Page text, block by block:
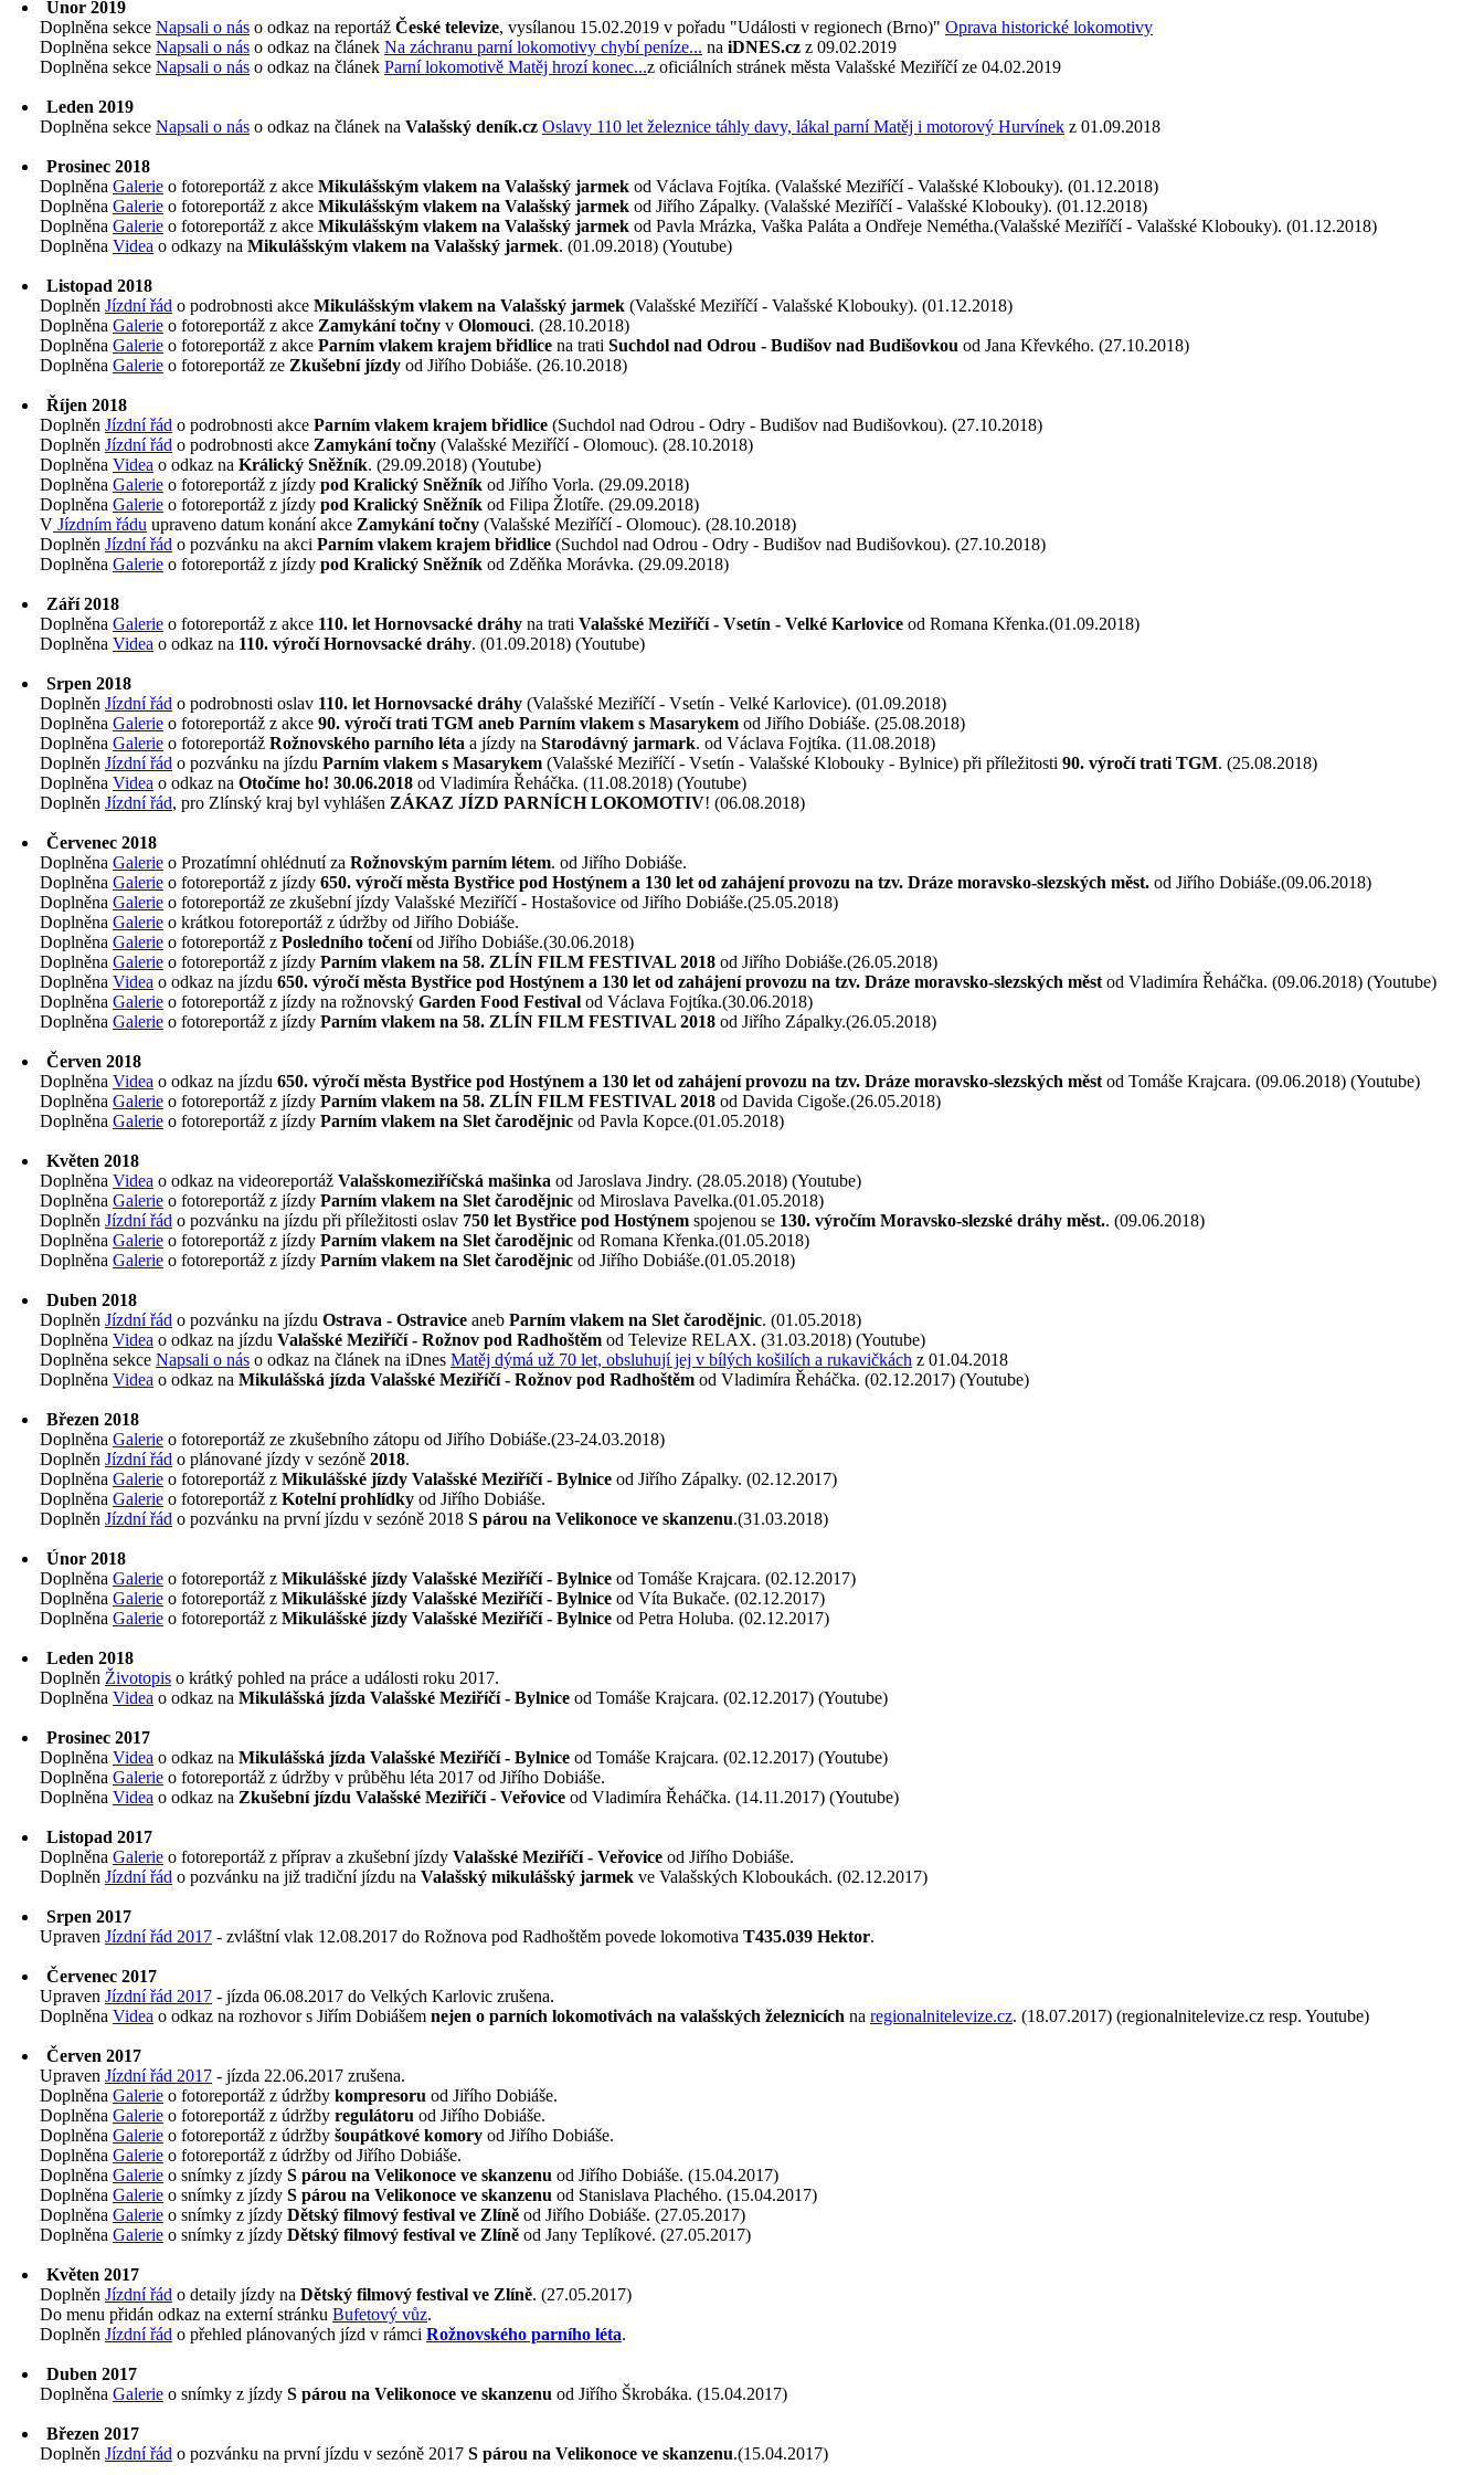
Únor 2019
Doplněna sekce Napsali o nás o odkaz na reportáž České televize, vysílanou 15.02.2019 v pořadu "Události v regionech (Brno)" Oprava historické lokomotivy
Doplněna sekce Napsali o nás o odkaz na článek Na záchranu parní lokomotivy chybí peníze... na iDNES.cz z 09.02.2019
Doplněna sekce Napsali o nás o odkaz na článek Parní lokomotivě Matěj hrozí konec...z oficiálních stránek města Valašské Meziříčí ze 04.02.2019
Leden 2019
Doplněna sekce Napsali o nás o odkaz na článek na Valašský deník.cz Oslavy 110 let železnice táhly davy, lákal parní Matěj i motorový Hurvínek z 01.09.2018
Prosinec 2018
Doplněna Galerie o fotoreportáž z akce Mikulášským vlakem na Valašský jarmek od Václava Fojtíka. (Valašské Meziříčí - Valašské Klobouky). (01.12.2018)
Doplněna Galerie o fotoreportáž z akce Mikulášským vlakem na Valašský jarmek od Jiřího Zápalky. (Valašské Meziříčí - Valašské Klobouky). (01.12.2018)
Doplněna Galerie o fotoreportáž z akce Mikulášským vlakem na Valašský jarmek od Pavla Mrázka, Vaška Paláta a Ondřeje Nemétha.(Valašské Meziříčí - Valašské Klobouky). (01.12.2018)
Doplněna Videa o odkazy na Mikulášským vlakem na Valašský jarmek. (01.09.2018) (Youtube)
Listopad 2018
Doplněn Jízdní řád o podrobnosti akce Mikulášským vlakem na Valašský jarmek (Valašské Meziříčí - Valašské Klobouky). (01.12.2018)
Doplněna Galerie o fotoreportáž z akce Zamykání točny v Olomouci. (28.10.2018)
Doplněna Galerie o fotoreportáž z akce Parním vlakem krajem břidlice na trati Suchdol nad Odrou - Budišov nad Budišovkou od Jana Křevkého. (27.10.2018)
Doplněna Galerie o fotoreportáž ze Zkušební jízdy od Jiřího Dobiáše. (26.10.2018)
Říjen 2018
Doplněn Jízdní řád o podrobnosti akce Parním vlakem krajem břidlice (Suchdol nad Odrou - Odry - Budišov nad Budišovkou). (27.10.2018)
Doplněn Jízdní řád o podrobnosti akce Zamykání točny (Valašské Meziříčí - Olomouc). (28.10.2018)
Doplněna Videa o odkaz na Králický Sněžník. (29.09.2018) (Youtube)
Doplněna Galerie o fotoreportáž z jízdy pod Kralický Sněžník od Jiřího Vorla. (29.09.2018)
Doplněna Galerie o fotoreportáž z jízdy pod Kralický Sněžník od Filipa Žlotíře. (29.09.2018)
V Jízdním řádu upraveno datum konání akce Zamykání točny (Valašské Meziříčí - Olomouc). (28.10.2018)
Doplněn Jízdní řád o pozvánku na akci Parním vlakem krajem břidlice (Suchdol nad Odrou - Odry - Budišov nad Budišovkou). (27.10.2018)
Doplněna Galerie o fotoreportáž z jízdy pod Kralický Sněžník od Zděňka Morávka. (29.09.2018)
Září 2018
Doplněna Galerie o fotoreportáž z akce 110. let Hornovsacké dráhy na trati Valašské Meziříčí - Vsetín - Velké Karlovice od Romana Křenka.(01.09.2018)
Doplněna Videa o odkaz na 110. výročí Hornovsacké dráhy. (01.09.2018) (Youtube)
Srpen 2018
Doplněn Jízdní řád o podrobnosti oslav 110. let Hornovsacké dráhy (Valašské Meziříčí - Vsetín - Velké Karlovice). (01.09.2018)
Doplněna Galerie o fotoreportáž z akce 90. výročí trati TGM aneb Parním vlakem s Masarykem od Jiřího Dobiáše. (25.08.2018)
Doplněna Galerie o fotoreportáž Rožnovského parního léta a jízdy na Starodávný jarmark. od Václava Fojtíka. (11.08.2018)
Doplněn Jízdní řád o pozvánku na jízdu Parním vlakem s Masarykem (Valašské Meziříčí - Vsetín - Valašské Klobouky - Bylnice) při příležitosti 90. výročí trati TGM. (25.08.2018)
Doplněna Videa o odkaz na Otočíme ho! 30.06.2018 od Vladimíra Řeháčka. (11.08.2018) (Youtube)
Doplněn Jízdní řád, pro Zlínský kraj byl vyhlášen ZÁKAZ JÍZD PARNÍCH LOKOMOTIV! (06.08.2018)
Červenec 2018
Doplněna Galerie o Prozatímní ohlédnutí za Rožnovským parním létem. od Jiřího Dobiáše.
Doplněna Galerie o fotoreportáž z jízdy 650. výročí města Bystřice pod Hostýnem a 130 let od zahájení provozu na tzv. Dráze moravsko-slezských měst. od Jiřího Dobiáše.(09.06.2018)
Doplněna Galerie o fotoreportáž ze zkušební jízdy Valašské Meziříčí - Hostašovice od Jiřího Dobiáše.(25.05.2018)
Doplněna Galerie o krátkou fotoreportáž z údržby od Jiřího Dobiáše.
Doplněna Galerie o fotoreportáž z Posledního točeníod Jiřího Dobiáše.(30.06.2018)
Doplněna Galerie o fotoreportáž z jízdy Parním vlakem na 58. ZLÍN FILM FESTIVAL 2018 od Jiřího Dobiáše.(26.05.2018)
Doplněna Videa o odkaz na jízdu 650. výročí města Bystřice pod Hostýnem a 130 let od zahájení provozu na tzv. Dráze moravsko-slezských měst od Vladimíra Řeháčka. (09.06.2018) (Youtube)
Doplněna Galerie o fotoreportáž z jízdy na rožnovský Garden Food Festival od Václava Fojtíka.(30.06.2018)
Doplněna Galerie o fotoreportáž z jízdy Parním vlakem na 58. ZLÍN FILM FESTIVAL 2018 od Jiřího Zápalky.(26.05.2018)
Červen 2018
Doplněna Videa o odkaz na jízdu 650. výročí města Bystřice pod Hostýnem a 130 let od zahájení provozu na tzv. Dráze moravsko-slezských měst od Tomáše Krajcara. (09.06.2018) (Youtube)
Doplněna Galerie o fotoreportáž z jízdy Parním vlakem na 58. ZLÍN FILM FESTIVAL 2018 od Davida Cigoše.(26.05.2018)
Doplněna Galerie o fotoreportáž z jízdy Parním vlakem na Slet čarodějnic od Pavla Kopce.(01.05.2018)
Květen 2018
Doplněna Videa o odkaz na videoreportáž Valašskomeziříčská mašinka od Jaroslava Jindry. (28.05.2018) (Youtube)
Doplněna Galerie o fotoreportáž z jízdy Parním vlakem na Slet čarodějnic od Miroslava Pavelka.(01.05.2018)
Doplněn Jízdní řád o pozvánku na jízdu při příležitosti oslav 750 let Bystřice pod Hostýnem spojenou se 130. výročím Moravsko-slezské dráhy měst.. (09.06.2018)
Doplněna Galerie o fotoreportáž z jízdy Parním vlakem na Slet čarodějnic od Romana Křenka.(01.05.2018)
Doplněna Galerie o fotoreportáž z jízdy Parním vlakem na Slet čarodějnic od Jiřího Dobiáše.(01.05.2018)
Duben 2018
Doplněn Jízdní řád o pozvánku na jízdu Ostrava - Ostravice aneb Parním vlakem na Slet čarodějnic. (01.05.2018)
Doplněna Videa o odkaz na jízdu Valašské Meziříčí - Rožnov pod Radhoštěm od Televize RELAX. (31.03.2018) (Youtube)
Doplněna sekce Napsali o nás o odkaz na článek na iDnes Matěj dýmá už 70 let, obsluhují jej v bílých košilích a rukavičkách z 01.04.2018
Doplněna Videa o odkaz na Mikulášská jízda Valašské Meziříčí - Rožnov pod Radhoštěm od Vladimíra Řeháčka. (02.12.2017) (Youtube)
Březen 2018
Doplněna Galerie o fotoreportáž ze zkušebního zátopu od Jiřího Dobiáše.(23-24.03.2018)
Doplněn Jízdní řád o plánované jízdy v sezóně 2018.
Doplněna Galerie o fotoreportáž z Mikulášské jízdy Valašské Meziříčí - Bylnice od Jiřího Zápalky. (02.12.2017)
Doplněna Galerie o fotoreportáž z Kotelní prohlídky od Jiřího Dobiáše.
Doplněn Jízdní řád o pozvánku na první jízdu v sezóně 2018 S párou na Velikonoce ve skanzenu.(31.03.2018)
Únor 2018
Doplněna Galerie o fotoreportáž z Mikulášské jízdy Valašské Meziříčí - Bylnice od Tomáše Krajcara. (02.12.2017)
Doplněna Galerie o fotoreportáž z Mikulášské jízdy Valašské Meziříčí - Bylnice od Víta Bukače. (02.12.2017)
Doplněna Galerie o fotoreportáž z Mikulášské jízdy Valašské Meziříčí - Bylnice od Petra Holuba. (02.12.2017)
Leden 2018
Doplněn Životopis o krátký pohled na práce a události roku 2017.
Doplněna Videa o odkaz na Mikulášská jízda Valašské Meziříčí - Bylnice od Tomáše Krajcara. (02.12.2017) (Youtube)
Prosinec 2017
Doplněna Videa o odkaz na Mikulášská jízda Valašské Meziříčí - Bylnice od Tomáše Krajcara. (02.12.2017) (Youtube)
Doplněna Galerie o fotoreportáž z údržby v průběhu léta 2017 od Jiřího Dobiáše.
Doplněna Videa o odkaz na Zkušební jízdu Valašské Meziříčí - Veřovice od Vladimíra Řeháčka. (14.11.2017) (Youtube)
Listopad 2017
Doplněna Galerie o fotoreportáž z příprav a zkušební jízdy Valašské Meziříčí - Veřovice od Jiřího Dobiáše.
Doplněn Jízdní řád o pozvánku na již tradiční jízdu na Valašský mikulášský jarmek ve Valašských Kloboukách. (02.12.2017)
Srpen 2017
Upraven Jízdní řád 2017 - zvláštní vlak 12.08.2017 do Rožnova pod Radhoštěm povede lokomotiva T435.039 Hektor.
Červenec 2017
Upraven Jízdní řád 2017 - jízda 06.08.2017 do Velkých Karlovic zrušena.
Doplněna Videa o odkaz na rozhovor s Jiřím Dobiášem nejen o parních lokomotivách na valašských železnicích na regionalnitelevize.cz. (18.07.2017) (regionalnitelevize.cz resp. Youtube)
Červen 2017
Upraven Jízdní řád 2017 - jízda 22.06.2017 zrušena.
Doplněna Galerie o fotoreportáž z údržby kompresoru od Jiřího Dobiáše.
Doplněna Galerie o fotoreportáž z údržby regulátoru od Jiřího Dobiáše.
Doplněna Galerie o fotoreportáž z údržby šoupátkové komory od Jiřího Dobiáše.
Doplněna Galerie o fotoreportáž z údržby od Jiřího Dobiáše.
Doplněna Galerie o snímky z jízdy S párou na Velikonoce ve skanzenu od Jiřího Dobiáše. (15.04.2017)
Doplněna Galerie o snímky z jízdy S párou na Velikonoce ve skanzenu od Stanislava Plachého. (15.04.2017)
Doplněna Galerie o snímky z jízdy Dětský filmový festival ve Zlíně od Jiřího Dobiáše. (27.05.2017)
Doplněna Galerie o snímky z jízdy Dětský filmový festival ve Zlíně od Jany Teplíkové. (27.05.2017)
Květen 2017
Doplněn Jízdní řád o detaily jízdy na Dětský filmový festival ve Zlíně. (27.05.2017)
Do menu přidán odkaz na externí stránku Bufetový vůz.
Doplněn Jízdní řád o přehled plánovaných jízd v rámci Rožnovského parního léta.
Duben 2017
Doplněna Galerie o snímky z jízdy S párou na Velikonoce ve skanzenu od Jiřího Škrobáka. (15.04.2017)
Březen 2017
Doplněn Jízdní řád o pozvánku na první jízdu v sezóně 2017 S párou na Velikonoce ve skanzenu.(15.04.2017)